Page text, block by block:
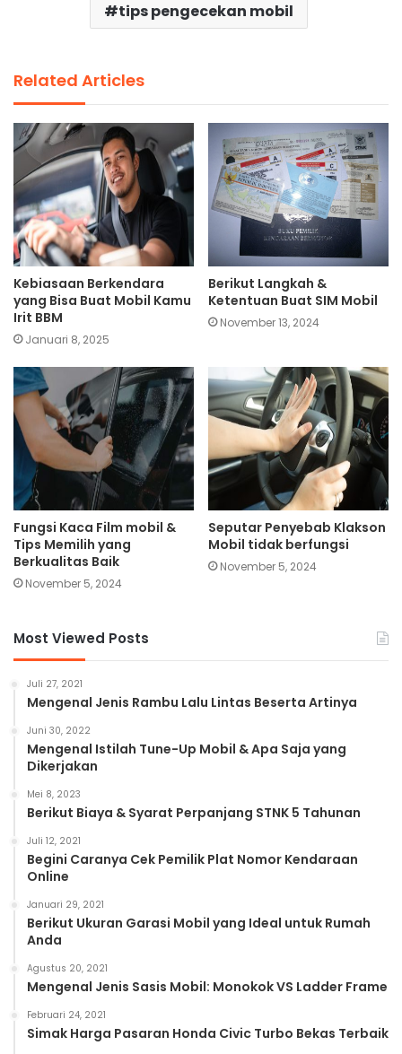
tips pengecekan mobil
Related Articles
Kebiasaan Berkendara
yang Bisa Buat Mobil Kamu
Irit BBM
Januari 8, 2025
Berikut Langkah &
Ketentuan Buat SIM Mobil
November 13, 2024
Fungsi Kaca Film mobil &
Tips Memilih yang
Berkualitas Baik
November 5, 2024
Seputar Penyebab Klakson
Mobil tidak berfungsi
November 5, 2024
Most Viewed Posts
Juli 27, 2021
Mengenal Jenis Rambu Lalu Lintas Beserta Artinya
Juni 30, 2022
Mengenal Istilah Tune-Up Mobil & Apa Saja yang
Dikerjakan
Mei 8, 2023
Berikut Biaya & Syarat Perpanjang STNK 5 Tahunan
Juli 12, 2021
Begini Caranya Cek Pemilik Plat Nomor Kendaraan
Online
Januari 29, 2021
Berikut Ukuran Garasi Mobil yang Ideal untuk Rumah
Anda
Agustus 20, 2021
Mengenal Jenis Sasis Mobil: Monokok VS Ladder Frame
Februari 24, 2021
Simak Harga Pasaran Honda Civic Turbo Bekas Terbaik